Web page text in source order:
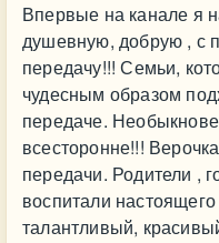
Впервые на канале я
душевную, добрую , с
передачу!!! Семьи,
чудесным образом
передаче.
всесторонне!!!
передачи. Родители ,
воспитали
талантливый,